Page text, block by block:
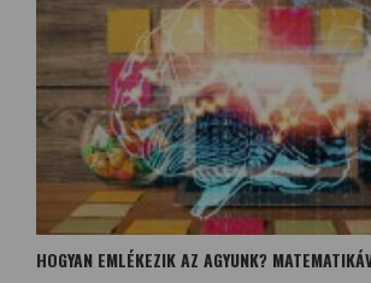
HOGYAN EMLÉKEZIK AZ AGYUNK?